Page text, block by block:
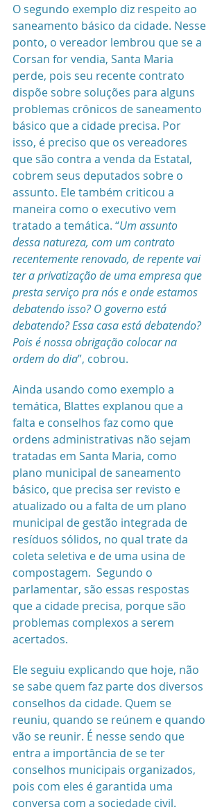
O segundo exemplo diz respeito ao
saneamento básico da cidade. Nesse
ponto, o vereador lembrou que se a
Corsan for vendia, Santa Maria
perde, pois seu recente contrato
dispõe sobre soluções para alguns
problemas crônicos de saneamento
básico que a cidade precisa. Por
isso, é preciso que os vereadores
que são contra a venda da Estatal,
cobrem seus deputados sobre o
assunto. Ele também criticou a
maneira como o executivo vem
tratado a temática. “Um assunto
dessa natureza, com um contrato
recentemente renovado, de repente vai
ter a privatização de uma empresa que
presta serviço pra nós e onde estamos
debatendo isso? O governo está
debatendo? Essa casa está debatendo?
Pois é nossa obrigação colocar na
ordem do dia”, cobrou.
Ainda usando como exemplo a
temática, Blattes explanou que a
falta e conselhos faz como que
ordens administrativas não sejam
tratadas em Santa Maria, como
plano municipal de saneamento
básico, que precisa ser revisto e
atualizado ou a falta de um plano
municipal de gestão integrada de
resíduos sólidos, no qual trate da
coleta seletiva e de uma usina de
compostagem.  Segundo o
parlamentar, são essas respostas
que a cidade precisa, porque são
problemas complexos a serem
acertados.
Ele seguiu explicando que hoje, não
se sabe quem faz parte dos diversos
conselhos da cidade. Quem se
reuniu, quando se reúnem e quando
vão se reunir. É nesse sendo que
entra a importância de se ter
conselhos municipais organizados,
pois com eles é garantida uma
conversa com a sociedade civil.